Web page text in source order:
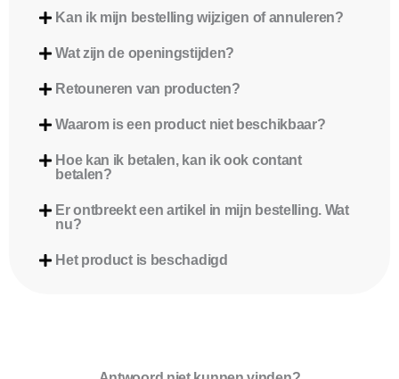
Kan ik mijn bestelling wijzigen of annuleren?
Wat zijn de openingstijden?
Retouneren van producten?
Waarom is een product niet beschikbaar?
Hoe kan ik betalen, kan ik ook contant
betalen?
Er ontbreekt een artikel in mijn bestelling. Wat
nu?
Het product is beschadigd